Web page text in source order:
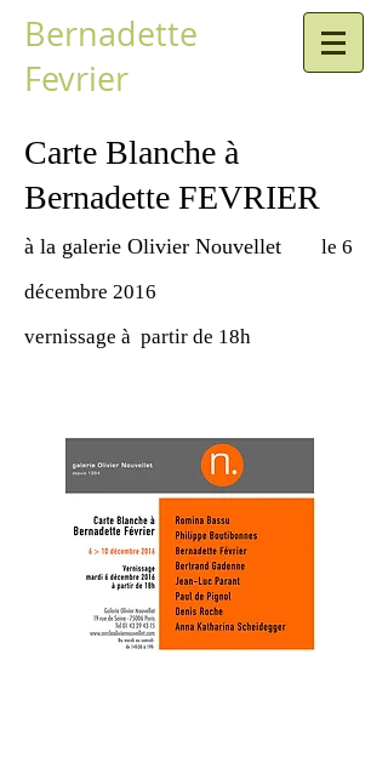
Bernadette
Fevrier
Carte Blanche à
Bernadette FEVRIER
à la galerie Olivier Nouvellet
le 6
décembre 2016
vernissage à partir de 18h